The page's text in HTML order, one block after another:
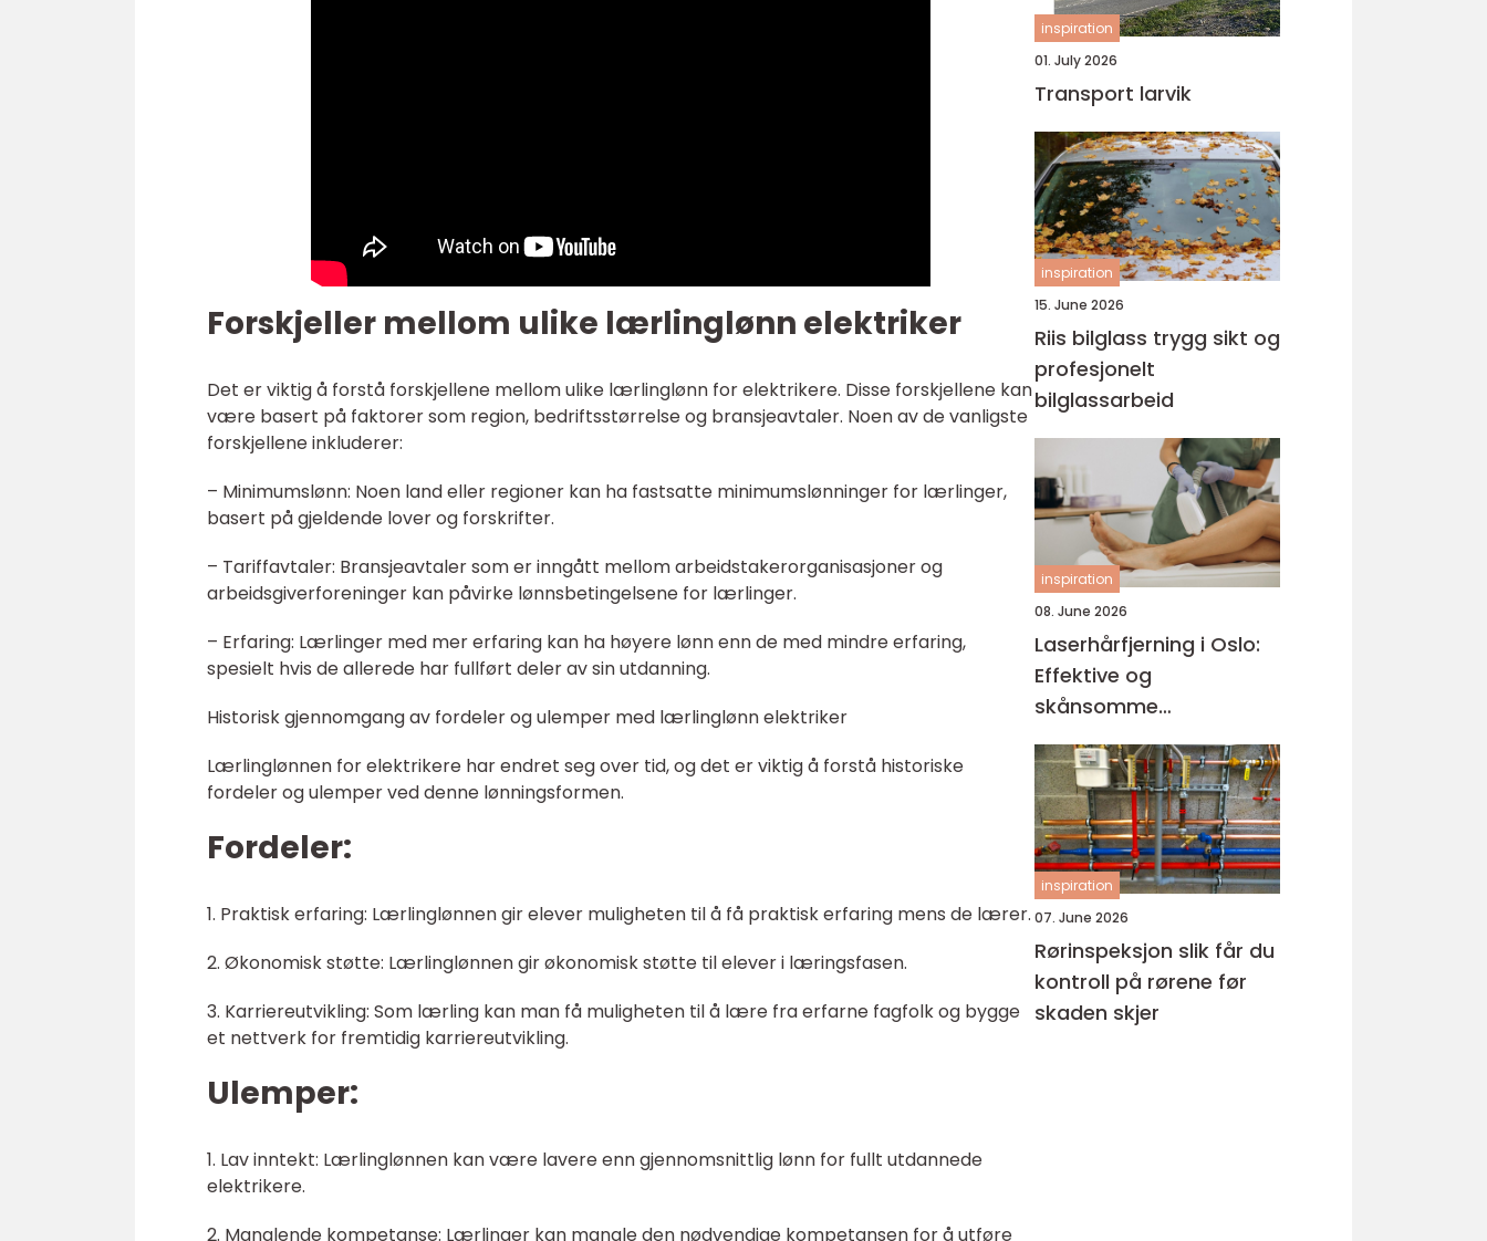
Forskjeller mellom ulike lærlinglønn elektriker
Det er viktig å forstå forskjellene mellom ulike lærlinglønn for elektrikere. Disse forskjellene kan
være basert på faktorer som region, bedriftsstørrelse og bransjeavtaler. Noen av de vanligste
forskjellene inkluderer:
– Minimumslønn: Noen land eller regioner kan ha fastsatte minimumslønninger for lærlinger,
basert på gjeldende lover og forskrifter.
– Tariffavtaler: Bransjeavtaler som er inngått mellom arbeidstakerorganisasjoner og
arbeidsgiverforeninger kan påvirke lønnsbetingelsene for lærlinger.
– Erfaring: Lærlinger med mer erfaring kan ha høyere lønn enn de med mindre erfaring,
spesielt hvis de allerede har fullført deler av sin utdanning.
Historisk gjennomgang av fordeler og ulemper med lærlinglønn elektriker
Lærlinglønnen for elektrikere har endret seg over tid, og det er viktig å forstå historiske
fordeler og ulemper ved denne lønningsformen.
Fordeler:
1. Praktisk erfaring: Lærlinglønnen gir elever muligheten til å få praktisk erfaring mens de lærer.
2. Økonomisk støtte: Lærlinglønnen gir økonomisk støtte til elever i læringsfasen.
3. Karriereutvikling: Som lærling kan man få muligheten til å lære fra erfarne fagfolk og bygge
et nettverk for fremtidig karriereutvikling.
Ulemper:
1. Lav inntekt: Lærlinglønnen kan være lavere enn gjennomsnittlig lønn for fullt utdannede
elektrikere.
2. Manglende kompetanse: Lærlinger kan mangle den nødvendige kompetansen for å utføre
inspiration
01. July 2026
Transport larvik
inspiration
15. June 2026
Riis bilglass trygg sikt og
profesjonelt
bilglassarbeid
inspiration
08. June 2026
Laserhårfjerning i Oslo:
Effektive og
skånsomme
behandlinger for glatt
hud
inspiration
07. June 2026
Rørinspeksjon slik får du
kontroll på rørene før
skaden skjer